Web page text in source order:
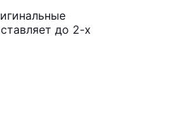
до 2-х